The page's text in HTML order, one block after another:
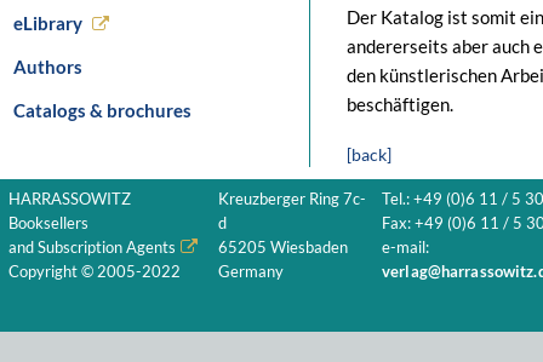
eLibrary
Authors
Catalogs & brochures
Der Katalog ist somit
andererseits aber auch
den künstlerischen
beschäftigen.
[back]
HARRASSOWITZ
Booksellers
and Subscription Agents
Copyright © 2005-2022
Kreuzberger Ring 7c-
d
65205 Wiesbaden
Germany
Tel.: +49 (0)6 11 / 5
Fax: +49 (0)6 11 / 5
e-mail: